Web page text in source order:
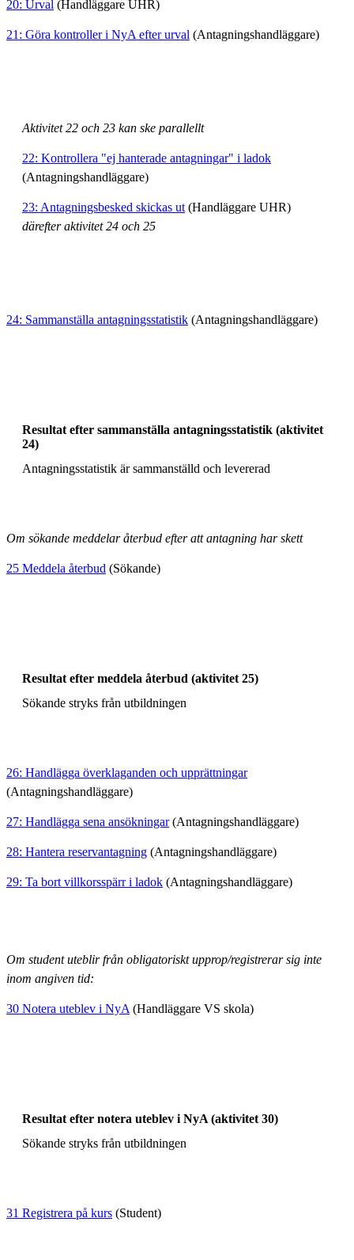
20: Urval (Handläggare UHR)
21: Göra kontroller i NyA efter urval (Antagningshandläggare)
Aktivitet 22 och 23 kan ske parallellt
22: Kontrollera "ej hanterade antagningar" i ladok
(Antagningshandläggare)
23: Antagningsbesked skickas ut (Handläggare UHR)
därefter aktivitet 24 och 25
24: Sammanställa antagningsstatistik (Antagningshandläggare)
Resultat efter sammanställa antagningsstatistik (aktivitet
24)
Antagningsstatistik är sammanställd och levererad
Om sökande meddelar återbud efter att antagning har skett
25 Meddela återbud (Sökande)
Resultat efter meddela återbud (aktivitet 25)
Sökande stryks från utbildningen
26: Handlägga överklaganden och upprättningar
(Antagningshandläggare)
27: Handlägga sena ansökningar(Antagningshandläggare)
28: Hantera reservantagning (Antagningshandläggare)
29: Ta bort villkorsspärr i ladok (Antagningshandläggare)
Om student uteblir från obligatoriskt upprop/registrerar sig inte
inom angiven tid:
30 Notera uteblev i NyA (Handläggare VS skola)
Resultat efter notera uteblev i NyA (aktivitet 30)
Sökande stryks från utbildningen
31 Registrera på kurs (Student)